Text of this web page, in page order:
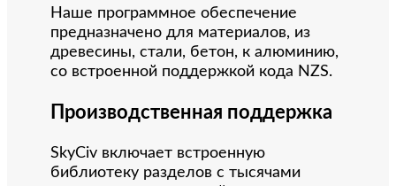
Наше программное обеспечение
предназначено для материалов, из
древесины, стали, бетон, к алюминию,
со встроенной поддержкой кода NZS.
Производственная поддержка
SkyCiv включает встроенную
библиотеку разделов с тысячами